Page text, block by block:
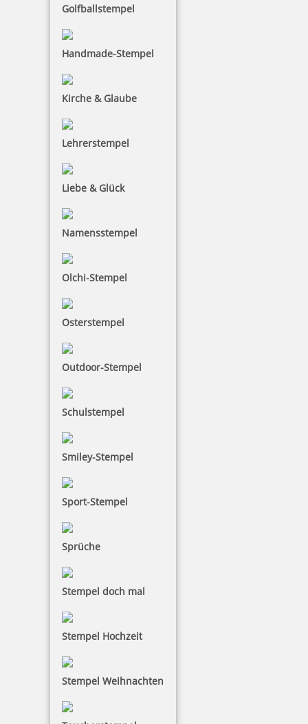
Golfballstempel
Handmade-Stempel
Kirche & Glaube
Lehrerstempel
Liebe & Glück
Namensstempel
Olchi-Stempel
Osterstempel
Outdoor-Stempel
Schulstempel
Smiley-Stempel
Sport-Stempel
Sprüche
Stempel doch mal
Stempel Hochzeit
Stempel Weihnachten